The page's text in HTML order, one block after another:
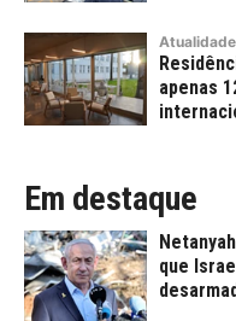
Atualidade
apenas
Em destaque
que